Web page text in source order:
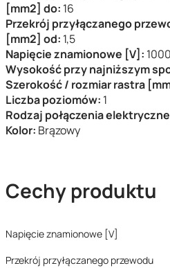
[mm2] do: 16
Przekrój przyłączanego
[mm2] od: 1,5
Napięcie znamionowe [V]: 1000
Wysokość przy najniższym
Szerokość / rozmiar rastra
Liczba poziomów: 1
Rodzaj połączenia
Kolor: Brązowy
Cechy produktu
Napięcie znamionowe [V]
Przekrój przyłączanego przewodu